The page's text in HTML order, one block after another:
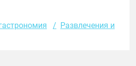
Развлечения и